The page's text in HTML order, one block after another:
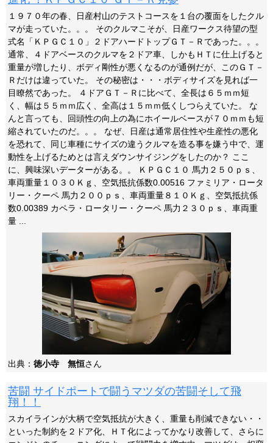
１９７０年の春、日産村山のテストコースを１台の覆面をしたクル
マが走っていた。。。 そのクルマこそが、日産ワークス待望の型
式名「ＫＰＧＣ１０」２ドアハードトップＧＴ－Ｒであった。。。
通常、４ドアベースのクルマを２ドア車、しかもＨＴに仕上げると
重量が増したり、ボディ剛性が悪くなるのが通例だが、このＧＴ－
Ｒだけは違っていた。 その秘密は・・・ボディサイズを見れば一
目瞭然であった。 ４ドアＧＴ－Ｒに比べて、全長は６５ｍｍ短
く、幅は５５ｍｍ広く、全高は１５ｍｍ低くしつらえていた。 な
んと言っても、回頭性の向上の為にホイールベースが７０ｍｍも短
縮されていたのだ。。。 なぜ、日産は通常居住性や生産性の悪化
を恐れて、同じ車種にサイズの違うクルマを造る事を嫌う中で、運
動性を上げるためとは言えダウンサイジングをしたのか？ ここ
に、興味深いデーターがある。。 ＫＰＧＣ１０ 馬力２５０ｐｓ、
車両重量１０３０Ｋｇ、空気抵抗係数0.00516 ファミリア・ロータ
リー・クーペ 馬力２００ｐｓ、車両重量８１０Ｋｇ、空気抵抗係
数0.00389 カペラ・ロータリー・クーペ 馬力２３０ｐｓ、車両重
量 ...
出典： 徳小寺 無恒さん
苦闘 サイドポートで闘うマツダの苦闘そして飛
翔！！
スカイラインが大柄で空気抵抗が大きく、重量も削減できない・・
といった制約を２ドア化、ＨＴ化によってかなり改善して、さらに